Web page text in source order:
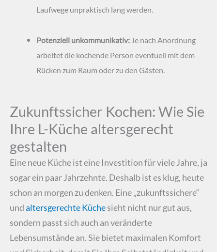
Laufwege unpraktisch lang werden.
Potenziell unkommunikativ:Je nach Anordnung
arbeitet die kochende Person eventuell mit dem
Rücken zum Raum oder zu den Gästen.
Zukunftssicher Kochen: Wie Sie
Ihre L-Küche altersgerecht
gestalten
Eine neue Küche ist eine Investition für viele Jahre, ja
sogar ein paar Jahrzehnte. Deshalb ist es klug, heute
schon an morgen zu denken. Eine „zukunftssichere“
undaltersgerechte Küchesieht nicht nur gut aus,
sondern passt sich auch an veränderte
Lebensumstände an. Sie bietet maximalen Komfort